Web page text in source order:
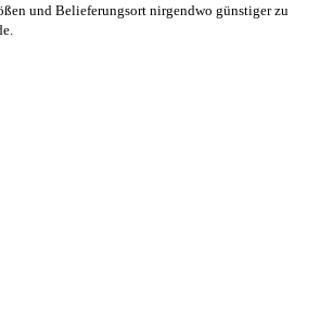
und Belieferungsort nirgendwo günstiger zu